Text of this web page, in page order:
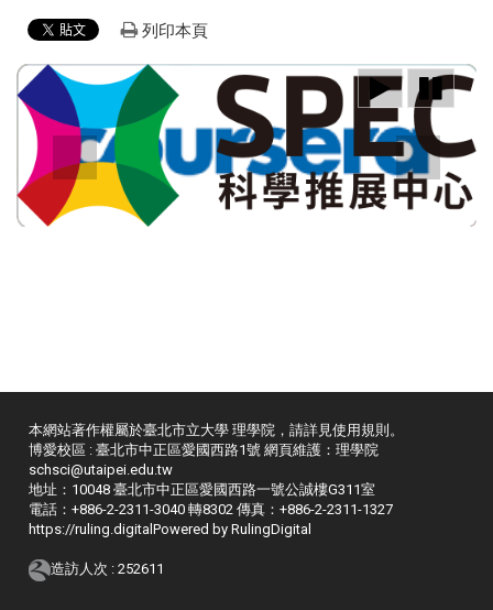
列印本頁
本網站著作權屬於臺北市立大學 理學院，請詳見使用規則 。
博愛校區 : 臺北市中正區愛國西路1號 網頁維護：理學院
schsci@utaipei.edu.tw
地址：10048 臺北市中正區愛國西路一號公誠樓G311室
電話：+886-2-2311-3040 轉8302 傳真：+886-2-2311-1327
https://ruling.digital Powered by RulingDigital
造訪人次 : 252611